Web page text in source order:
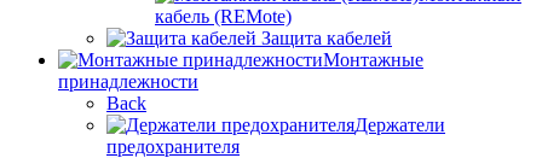
кабель (REMote)
Защита кабелей
Монтажные
принадлежности
Back
Держатели
предохранителя